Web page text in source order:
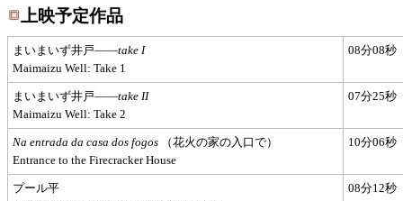
上映予定作品
まいまいず井戸――take I
Maimaizu Well: Take 1
08分08秒
まいまいず井戸――take II
Maimaizu Well: Take 2
07分25秒
Na entrada da casa dos fogos （花火の家の入口で）
Entrance to the Firecracker House
10分06秒
プール平
08分12秒